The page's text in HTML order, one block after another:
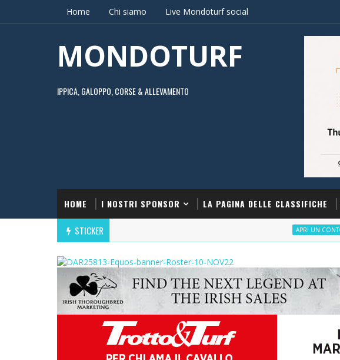
Home Chi siamo Live Mondoturf social
MONDOTURF
IPPICA, GALOPPO, CORSE & ALLEVAMENTO
HOME I NOSTRI SPONSOR LA PAGINA DELLE CLASSIFICHE
STICKER APRI UN CONTO SNAI